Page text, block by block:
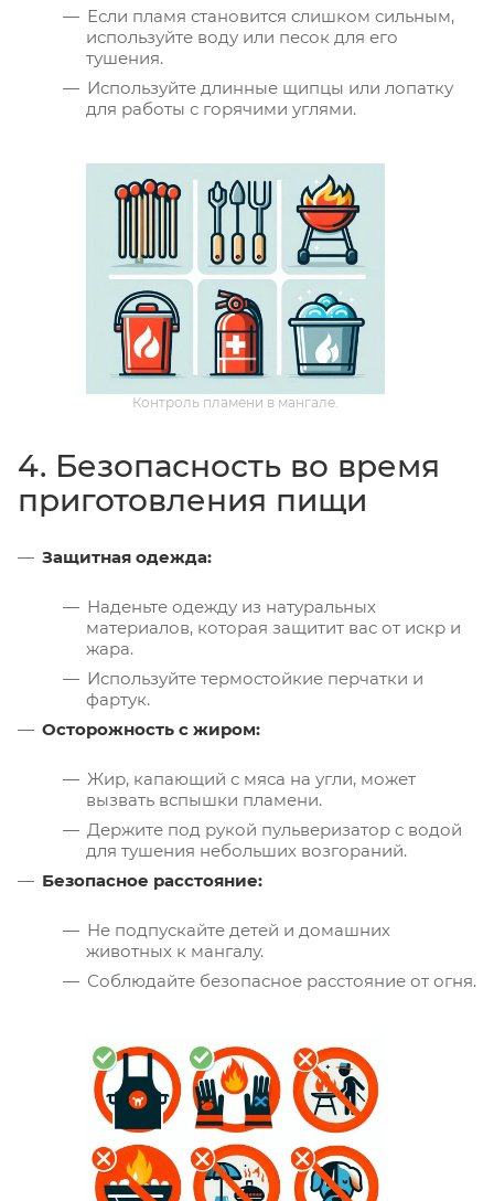
Если пламя становится слишком сильным,
используйте воду или песок для его
тушения.
Используйте длинные щипцы или лопатку
для работы с горячими углями.
Контроль пламени в мангале.
4. Безопасность во время
приготовления пищи
Защитная одежда:
Наденьте одежду из натуральных
материалов, которая защитит вас от искр и
жара.
Используйте термостойкие перчатки и
фартук.
Осторожность с жиром:
Жир, капающий с мяса на угли, может
вызвать вспышки пламени.
Держите под рукой пульверизатор с водой
для тушения небольших возгораний.
Безопасное расстояние:
Не подпускайте детей и домашних
животных к мангалу.
Соблюдайте безопасное расстояние от огня.